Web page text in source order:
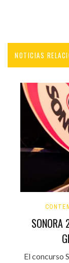
NOTICIAS
SONORA
El concurso